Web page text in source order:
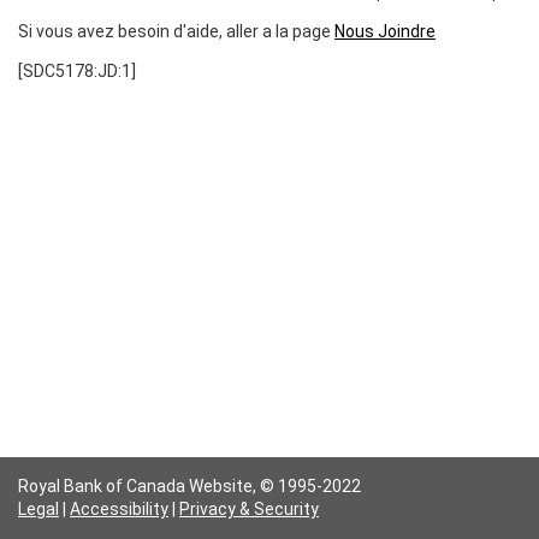
Si vous avez besoin d'aide, aller a la page Nous Joindre
[SDC5178:JD:1]
Royal Bank of Canada Website, © 1995-2022
Legal
Accessibility Privacy & Security